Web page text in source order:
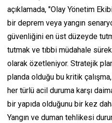
açıklamada, "Olay Yönetim
bir deprem veya yangın
güvenliğini en üst düzeyde
tutmak ve tıbbi müdahale
olarak özetleniyor. Stratejik
planda olduğu bu kritik
her türlü acil duruma karşı
bir yapıda olduğunu bir kez
Yangın ve duman tehlikesi